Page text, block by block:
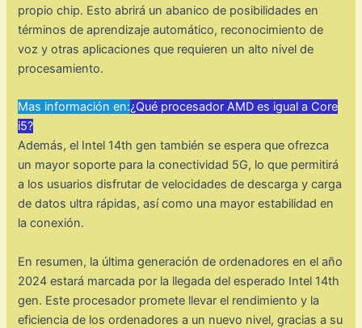
propio chip. Esto abrirá un abanico de posibilidades en
términos de aprendizaje automático, reconocimiento de
voz y otras aplicaciones que requieren un alto nivel de
procesamiento.
Mas información en:¿Qué procesador AMD es igual a Core
i5?
Además, el Intel 14th gen también se espera que ofrezca
un mayor soporte para la conectividad 5G, lo que permitirá
a los usuarios disfrutar de velocidades de descarga y carga
de datos ultra rápidas, así como una mayor estabilidad en
la conexión.
En resumen, la última generación de ordenadores en el año
2024 estará marcada por la llegada del esperado Intel 14th
gen. Este procesador promete llevar el rendimiento y la
eficiencia de los ordenadores a un nuevo nivel, gracias a su